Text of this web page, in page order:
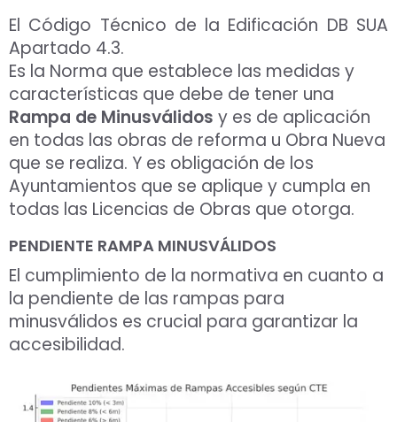
El Código Técnico de la Edificación DB SUA
Apartado 4.3.
Es la Norma que establece las medidas y
características que debe de tener una
Rampa de Minusválidos y es de aplicación
en todas las obras de reforma u Obra Nueva
que se realiza. Y es obligación de los
Ayuntamientos que se aplique y cumpla en
todas las Licencias de Obras que otorga.
PENDIENTE RAMPA MINUSVÁLIDOS
El cumplimiento de la normativa en cuanto a
la pendiente de las rampas para
minusválidos es crucial para garantizar la
accesibilidad.